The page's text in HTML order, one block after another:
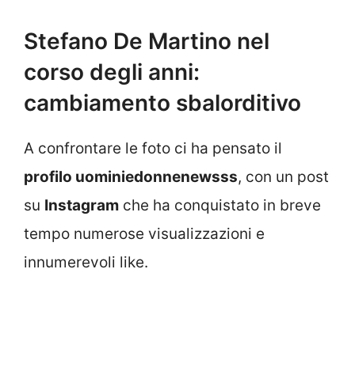
Stefano De Martino nel
corso degli anni:
cambiamento sbalorditivo
A confrontare le foto ci ha pensato il
profilo uominiedonnenewsss, con un post
su Instagram che ha conquistato in breve
tempo numerose visualizzazioni e
innumerevoli like.